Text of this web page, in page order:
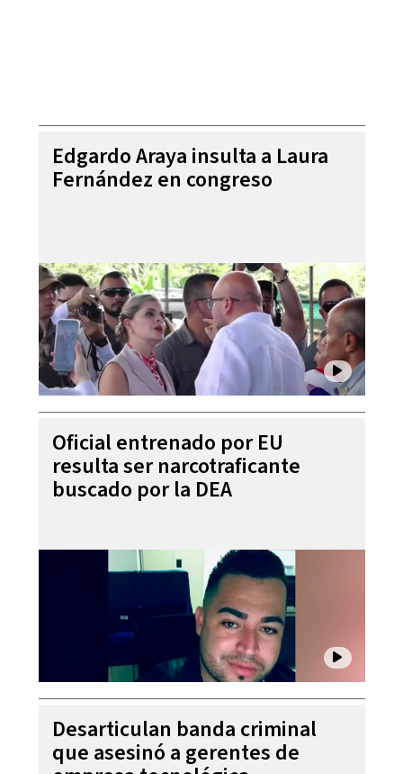
Edgardo Araya insulta a Laura
Fernández en congreso
Oficial entrenado por EU
resulta ser narcotraficante
buscado por la DEA
Desarticulan banda criminal
que asesinó a gerentes de